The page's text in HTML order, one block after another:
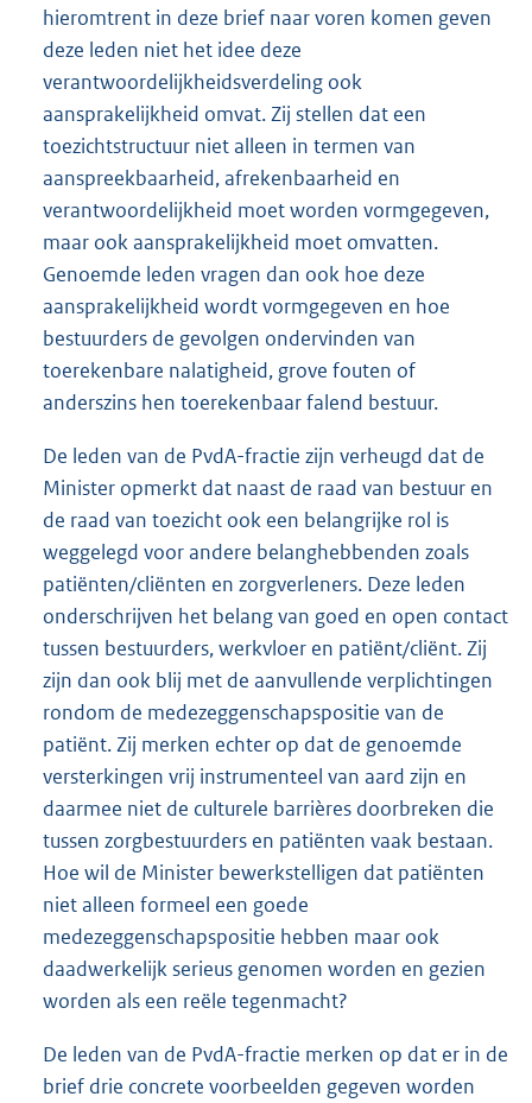
hieromtrent in deze brief naar voren komen geven
deze leden niet het idee deze
verantwoordelijkheidsverdeling ook
aansprakelijkheid omvat. Zij stellen dat een
toezichtstructuur niet alleen in termen van
aanspreekbaarheid, afrekenbaarheid en
verantwoordelijkheid moet worden vormgegeven,
maar ook aansprakelijkheid moet omvatten.
Genoemde leden vragen dan ook hoe deze
aansprakelijkheid wordt vormgegeven en hoe
bestuurders de gevolgen ondervinden van
toerekenbare nalatigheid, grove fouten of
anderszins hen toerekenbaar falend bestuur.
De leden van de PvdA-fractie zijn verheugd dat de
Minister opmerkt dat naast de raad van bestuur en
de raad van toezicht ook een belangrijke rol is
weggelegd voor andere belanghebbenden zoals
patiënten/cliënten en zorgverleners. Deze leden
onderschrijven het belang van goed en open contact
tussen bestuurders, werkvloer en patiënt/cliënt. Zij
zijn dan ook blij met de aanvullende verplichtingen
rondom de medezeggenschapspositie van de
patiënt. Zij merken echter op dat de genoemde
versterkingen vrij instrumenteel van aard zijn en
daarmee niet de culturele barrières doorbreken die
tussen zorgbestuurders en patiënten vaak bestaan.
Hoe wil de Minister bewerkstelligen dat patiënten
niet alleen formeel een goede
medezeggenschapspositie hebben maar ook
daadwerkelijk serieus genomen worden en gezien
worden als een reële tegenmacht?
De leden van de PvdA-fractie merken op dat er in de
brief drie concrete voorbeelden gegeven worden